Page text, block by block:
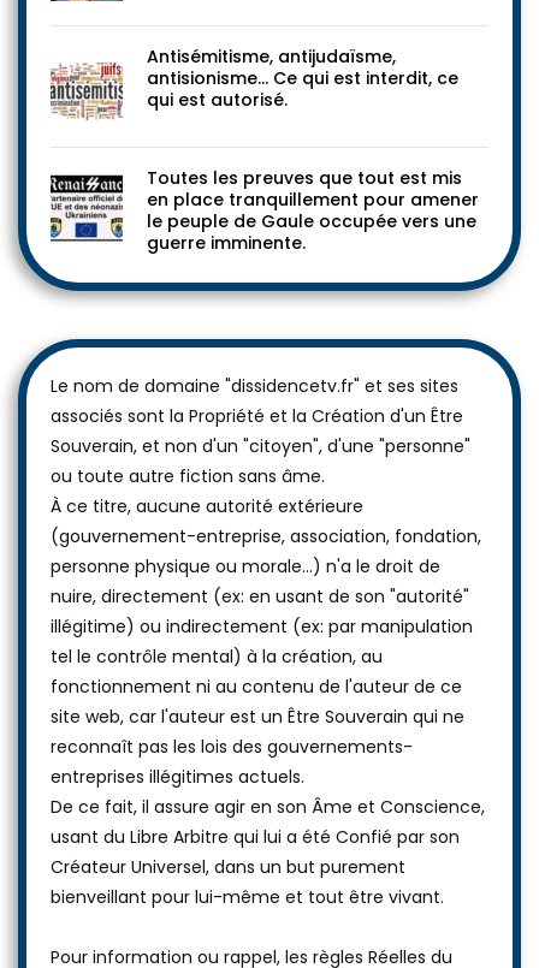
Antisémitisme, antijudaïsme,
antisionisme… Ce qui est interdit, ce
Toutes les preuves que tout est mis
en place tranquillement pour amener
le peuple de Gaule occupée vers une
Le nom de domaine "dissidencetv.fr" et ses sites
associés sont la Propriété et la Création d'un Être
Souverain, et non d'un "citoyen", d'une "personne"
ou toute autre fiction sans âme.
À ce titre, aucune autorité extérieure
(gouvernement-entreprise, association, fondation,
personne physique ou morale...) n'a le droit de
nuire, directement (ex: en usant de son "autorité"
illégitime) ou indirectement (ex: par manipulation
tel le contrôle mental) à la création, au
fonctionnement ni au contenu de l'auteur de ce
site web, car l'auteur est un Être Souverain qui ne
reconnaît pas les lois des gouvernements-
entreprises illégitimes actuels.
De ce fait, il assure agir en son Âme et Conscience,
usant du Libre Arbitre qui lui a été Confié par son
Créateur Universel, dans un but purement